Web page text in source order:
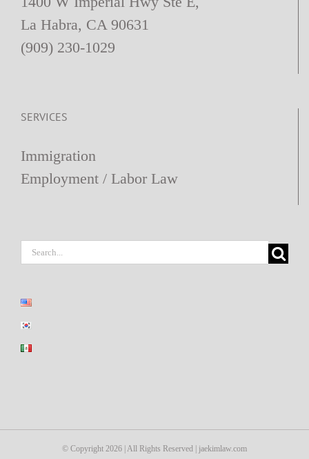
La Habra, CA 90631
(909) 230-1029
SERVICES
Immigration
Employment / Labor Law
Search
© Copyright 2026 | All Rights Reserved | jaekimlaw.com